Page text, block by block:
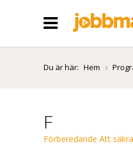
Du är här: Hem
F
Förberedande Att